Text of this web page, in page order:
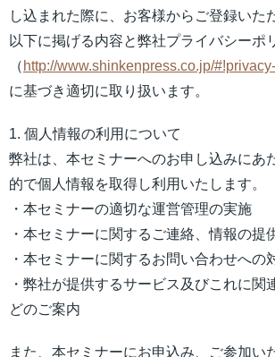
し込まれた際に、お客様からご登録いた
以下に掲げる内容と弊社プライバシーポ
（ http://www.shinkenpress.co.jp/
に基づき適切に取り扱います。
1. 個人情報の利用について
弊社は、本セミナーへのお申し込みにあ
的で個人情報を取得し利用いたします。
・本セミナーの適切な運営管理の実施
・本セミナーに関するご連絡、情報の提
・本セミナーに関するお問い合わせへの
・弊社が提供するサービス及びこれに関
どのご案内
また、本セミナーにお申込み、ご参加い